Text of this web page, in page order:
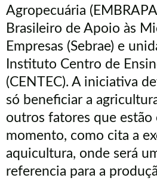
Agropecuária
Brasileiro de Apoio às
Empresas (Sebrae) e
Instituto Centro de
(CENTEC). A iniciativa
só beneficiar a
outros fatores que estão
momento, como cita a
aquicultura, onde será
referencia para a